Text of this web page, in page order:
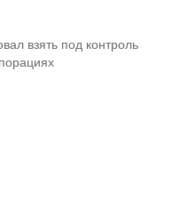
взять под контроль